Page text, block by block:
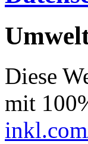
Diese
mit